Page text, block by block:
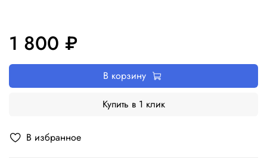
В избранное
1 800 ₽
В корзину
Купить в 1 клик